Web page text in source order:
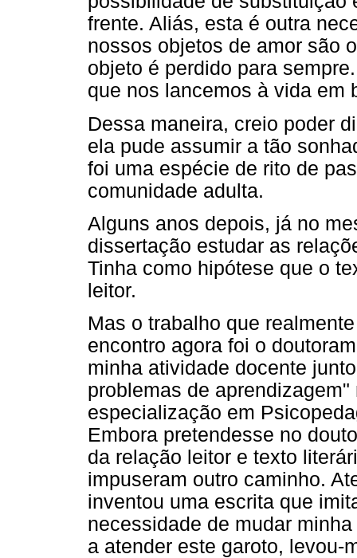
frente. Aliás, esta é outra
nossos objetos de amor são
objeto é perdido para
que nos lancemos à vida em
Dessa maneira, creio poder
ela pude assumir a tão
foi uma espécie de rito de
comunidade adulta.
Alguns anos depois, já no
dissertação estudar as
Tinha como hipótese que o
leitor.
Mas o trabalho que
encontro agora foi o
minha atividade docente
problemas de
especialização em
Embora pretendesse no
da relação leitor e texto
impuseram outro caminho.
inventou uma escrita que
necessidade de mudar
a atender este garoto, levou-